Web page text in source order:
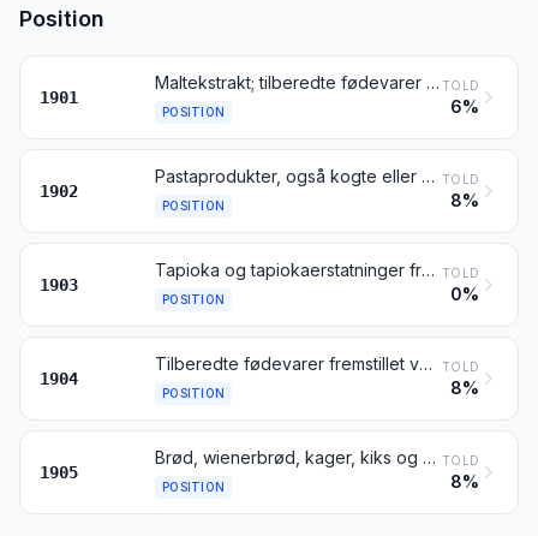
Position
1901
Maltekstrakt; tilberedte fødevarer fremstillet af mel, gryn, groft mel, stivelse eller maltekstrakt, også med indhold af kakao, såfremt dette udgør mindre end 40 vægtprocent beregnet på et fuldstændig fedtfrit grundlag, ikke andetsteds tariferet; tilberedte fødevarer fremstillet af produkter henhørende under pos. 0401 til 0404, også med indhold af kakao, såfremt dette udgør mindre end 5 vægtprocent beregnet på et fuldstændig fedtfrit grundlag, ikke andetsteds tariferet
POSITION
TOLD
6%
1902
Pastaprodukter, også kogte eller med fyld (af kød eller andre varer) eller på anden måde tilberedt, fx spaghetti, makaroni, nudler, lasagne, gnocchi, ravioli, cannelloni; couscous, også tilberedt
POSITION
TOLD
8%
1903
Tapioka og tapiokaerstatninger fremstillet af stivelse, i form af flager, gryn, perlegryn, sigtemel og lign.
POSITION
TOLD
0%
1904
Tilberedte fødevarer fremstillet ved ekspandering eller ristning af korn eller kornprodukter (fx cornflakes); korn, undtagen majs, i form af kerner, flager eller andet bearbejdet korn (undtagen mel, gryn eller groft mel), forkogt eller på anden måde tilberedt, ikke andetsteds tariferet
POSITION
TOLD
8%
1905
Brød, wienerbrød, kager, kiks og andet bagværk, også tilsat kakao; kirkeoblater, oblatkapsler af den art der anvendes til lægemidler, segloblater og lignende varer af mel eller stivelse
POSITION
TOLD
8%